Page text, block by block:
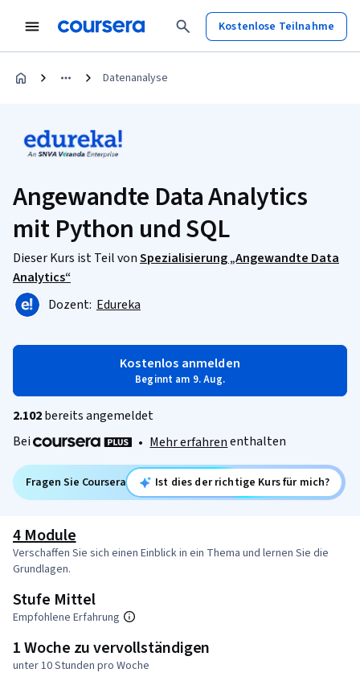
Kostenlose Teilnahme
Datenanalyse
Angewandte Data Analytics
mit Python und SQL
Dieser Kurs ist Teil vonSpezialisierung „Angewandte Data
Analytics“
Dozent: Edureka
Kostenlos anmelden
Beginnt am 9. Aug.
2.102bereits angemeldet
Bei
• Mehr erfahrenenthalten
Fragen Sie Coursera Ist dies der richtige Kurs für mich?
4 Module
Verschaffen Sie sich einen Einblick in ein Thema und lernen Sie die
Grundlagen.
Stufe Mittel
Empfohlene Erfahrung
1 Woche zu vervollständigen
unter 10 Stunden pro Woche